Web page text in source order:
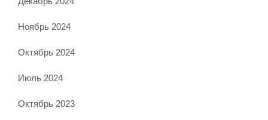
Ноябрь 2024
Октябрь 2024
Июль 2024
Октябрь 2023